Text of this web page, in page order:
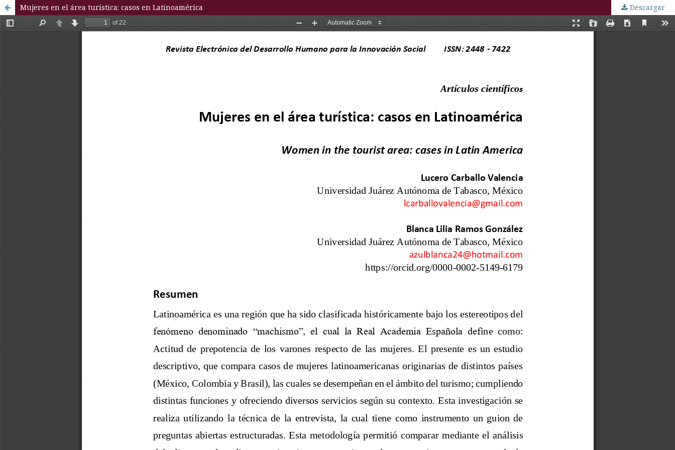
Mujeres en el área turística: casos en Latinoamérica Descargar